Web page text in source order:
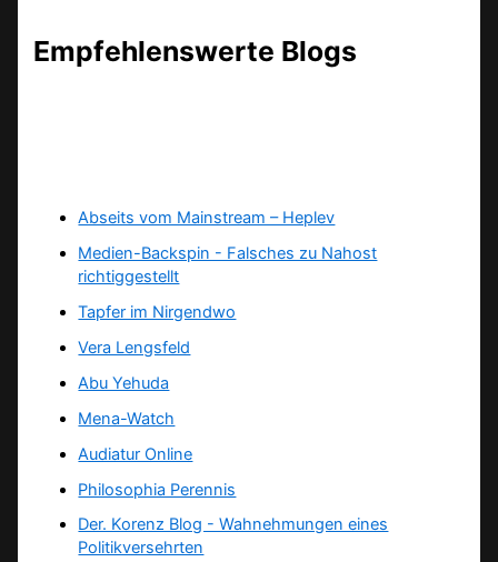
Empfehlenswerte Blogs
Abseits vom Mainstream – Heplev
Medien-Backspin - Falsches zu Nahost
richtiggestellt
Tapfer im Nirgendwo
Vera Lengsfeld
Abu Yehuda
Mena-Watch
Audiatur Online
Philosophia Perennis
Der. Korenz Blog - Wahnehmungen eines
Politikversehrten